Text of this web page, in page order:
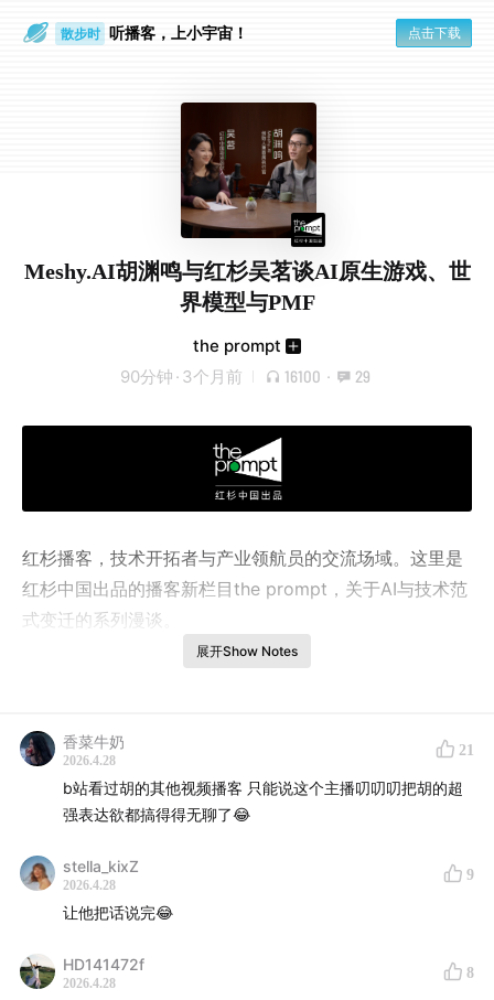
散步时 听播客，上小宇宙！ 点击下载
Meshy.AI胡渊鸣与红杉吴茗谈AI原生游戏、世
界模型与PMF
the prompt
90分钟 · 3个月前 16100 · 29
红杉播客，技术开拓者与产业领航员的交流场域。这里是
红杉中国出品的播客新栏目the prompt，关于AI与技术范
式变迁的系列漫谈。
本期，红杉中国吴茗与Meshy.AI创始人兼CEO胡渊鸣作客
擅长表达的内向技术少年，到带领Meshy.AI走到全球用户
面前的创业者，胡渊鸣的经历几乎浓缩了AI时代顶级技术
型Founder的成长样本。
编程中获得最早的世界观启蒙：用最简单的规则，去描述
最丰富的世界；也可以听到他对AI原生游戏的判断——真
立”。
展开Show Notes
香菜牛奶
2026.4.28
21
b站看过胡的其他视频播客 只能说这个主播叨叨叨把胡的超
强表达欲都搞得得无聊了😂
stella_kixZ
2026.4.28
9
让他把话说完😂
HD141472f
2026.4.28
8